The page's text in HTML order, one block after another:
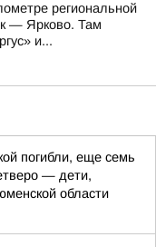
региональной
— Ярково. Там
и...
погибли, еще семь
— дети,
области